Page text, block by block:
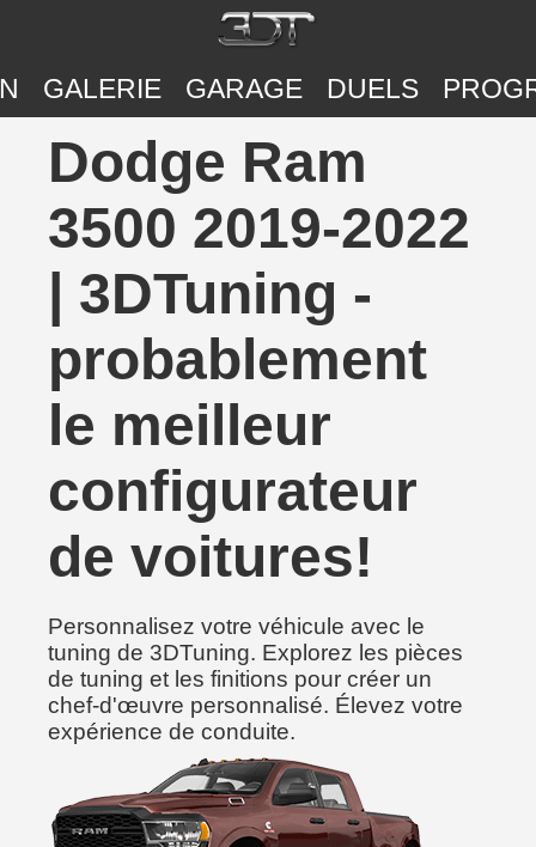
GALERIE GARAGE DUELS
Dodge Ram
3500 2019-2022
| 3DTuning -
probablement
le meilleur
configurateur
de voitures!
Personnalisez votre véhicule avec le
tuning de 3DTuning. Explorez les pièces
de tuning et les finitions pour créer un
chef-d'œuvre personnalisé. Élevez votre
expérience de conduite.